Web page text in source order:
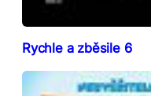
Rychle a zběsile 6